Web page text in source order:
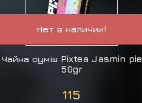
Нет в наличии!
Чайна суміш Pixtea Jasmin pie
50gr
115